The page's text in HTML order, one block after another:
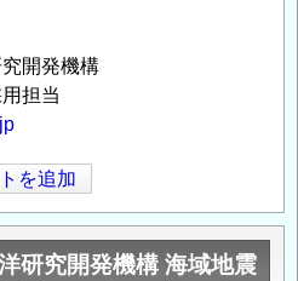
開発機構
担当
を追加
研究開発機構 海域地震